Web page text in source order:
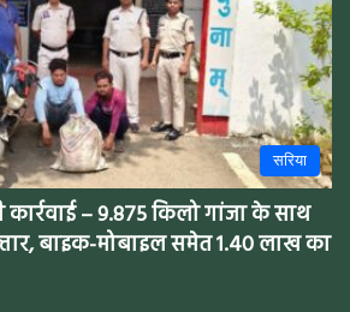
सरिया
– 9.875 किलो गांजा के साथ
बाइक-मोबाइल समेत 1.40 लाख का